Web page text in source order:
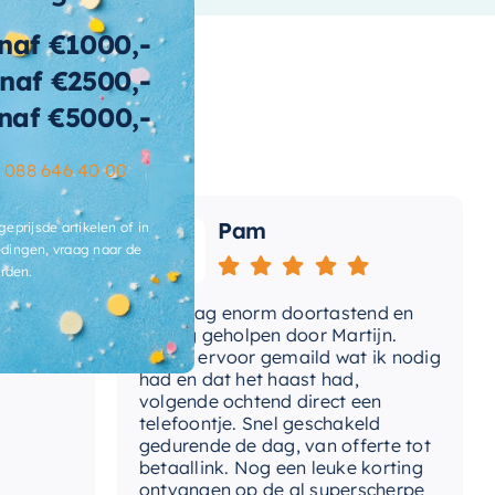
Hotbath
douchegarnituur Ja
Nee
omstelinrichting Nee
Ja
uitloop Nee
Nee
Nee
Afbouwdeel
Pam
Vandaag enorm doortastend en
prettig geholpen door Martijn.
Avond ervoor gemaild wat ik nodig
had en dat het haast had,
volgende ochtend direct een
telefoontje. Snel geschakeld
gedurende de dag, van offerte tot
betaallink. Nog een leuke korting
ontvangen op de al superscherpe
€1000,-
€2500,-
€5000,-
088 646 40 00
artikelen of in
vraag naar de